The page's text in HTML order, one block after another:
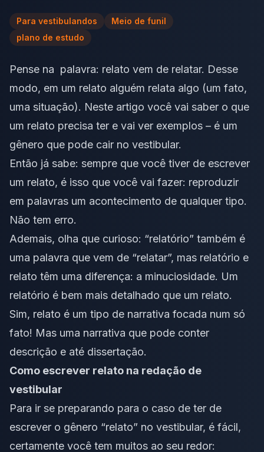
Para vestibulandos
Meio de funil
plano de estudo
Pense na palavra: relato vem de relatar. Desse
modo, em um relato alguém relata algo (um fato,
uma situação). Neste artigo você vai saber o que
um relato precisa ter e vai ver exemplos – é um
gênero que pode cair no vestibular.
Então já sabe: sempre que você tiver de escrever
um relato, é isso que você vai fazer: reproduzir
em palavras um acontecimento de qualquer tipo.
Não tem erro.
Ademais, olha que curioso: “relatório” também é
uma palavra que vem de “relatar”, mas relatório e
relato têm uma diferença: a minuciosidade. Um
relatório é bem mais detalhado que um relato.
Sim, relato é um tipo de narrativa focada num só
fato! Mas uma narrativa que pode conter
descrição e até dissertação.
Como escrever relato na redação de
vestibular
Para ir se preparando para o caso de ter de
escrever o gênero “relato” no vestibular, é fácil,
certamente você tem muitos ao seu redor: